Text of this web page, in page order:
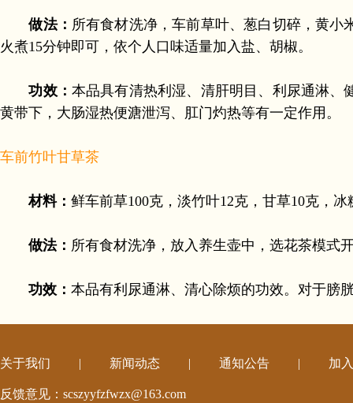
做法： 所有食材洗净，车前草叶、葱白切碎，黄
火煮15分钟即可，依个人口味适量加入盐、胡椒。
功效： 本品具有清热利湿、清肝明目、利尿通淋
黄带下，大肠湿热便溏泄泻、肛门灼热等有一定作用。
车前竹叶甘草茶
材料： 鲜车前草100克，淡竹叶12克，甘草10克，冰
做法： 所有食材洗净，放入养生壶中，选花茶模式
功效： 本品有利尿通淋、清心除烦的功效。对于膀
关于我们 | 新闻动态 | 通知公告 | 加
反馈意见：scszyyfzfwzx@163.com